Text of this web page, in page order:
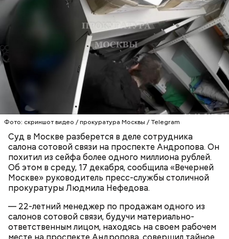
Фото: скриншот видео / прокуратура Москвы / Telegram
Суд в Москве разберется в деле сотрудника
салона сотовой связи на проспекте Андропова. Он
похитил из сейфа более одного миллиона рублей.
Об этом в среду, 17 декабря, сообщила «Вечерней
Москве» руководитель пресс-службы столичной
прокуратуры Людмила Нефедова.
— 22-летний менеджер по продажам одного из
салонов сотовой связи, будучи материально-
ответственным лицом, находясь на своем рабочем
Родственники обналичивали деньги и возвращали
их Гасанову. А чтобы пользоваться деньгами и не
вызвать подозрений у налоговой, Гасанов либо
распределял их между еще несколькими счетами,
Блогеру грозило до семи лет лишения свободы.
— Мы съездили за витаминами, вернулись обратно,
поднялись домой. У него ухудшилось самочувствие
через сутки... Его увезли в больницу,
реанимировали, и там он скончался, — рассказывал
Миссюра на допросе.
Видео: пресс-служба ГСУ СК по Московской области